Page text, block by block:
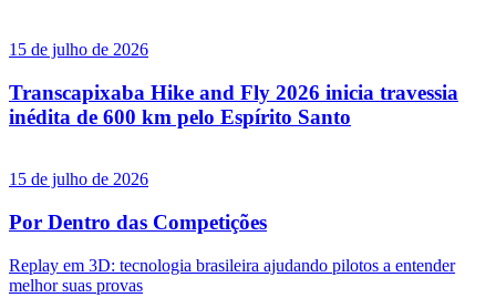
15 de julho de 2026
Transcapixaba Hike and Fly 2026 inicia travessia
inédita de 600 km pelo Espírito Santo
15 de julho de 2026
Por Dentro das Competições
Replay em 3D: tecnologia brasileira ajudando pilotos a entender
melhor suas provas